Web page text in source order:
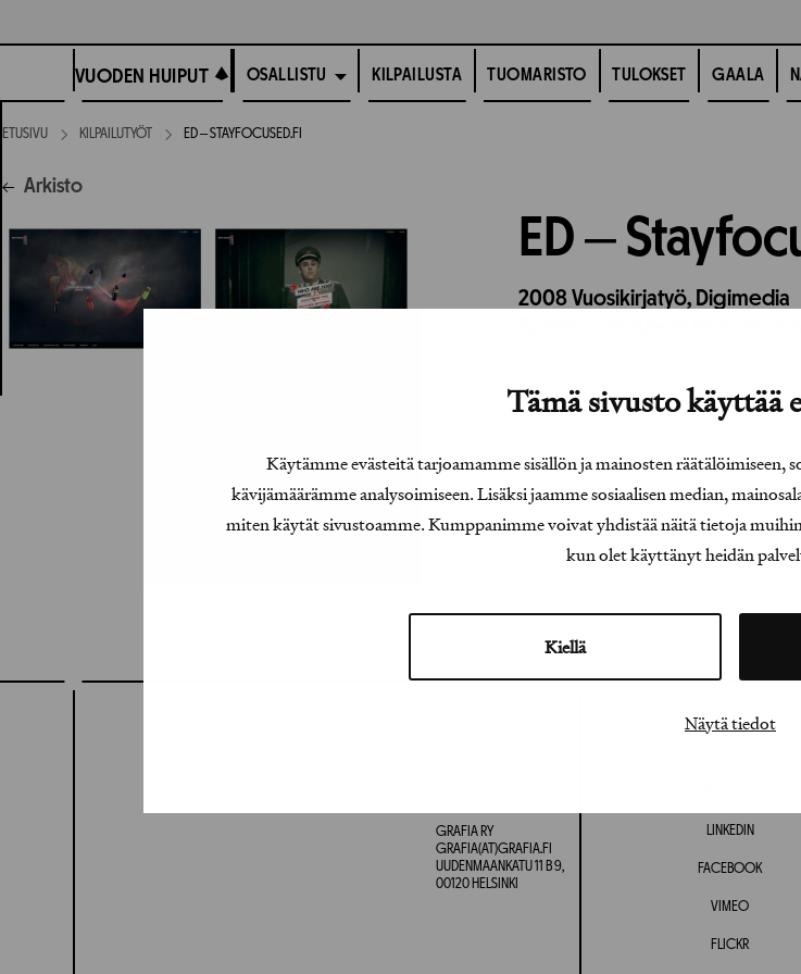
Tämä sivusto käyttää
Käytämme evästeitä tarjoamamme sisällön ja mainosten räätälöimiseen,
kävijämäärämme analysoimiseen. Lisäksi jaamme sosiaalisen median,
miten käytät sivustoamme. Kumppanimme voivat yhdistää näitä tietoja
kun olet käyttänyt heidän
Kiellä
Näytä tiedot
suoraan
VUODEN HUIPUT
VUODEN HUIPUT OSALLISTU KILPAILUSTA TUOMARISTO TULOKSET GAALA
ETUSIVU KILPAILUTYÖT ED ‒ STAYFOCUSED.FI
Arkisto
ED ‒
2008 Vuosikirjatyö, Digimedia
GRAFIA RY
GRAFIA(AT)GRAFIA.FI
UUDENMAANKATU 11 B 9,
00120 HELSINKI
LINKEDIN
FACEBOOK
VIMEO
FLICKR